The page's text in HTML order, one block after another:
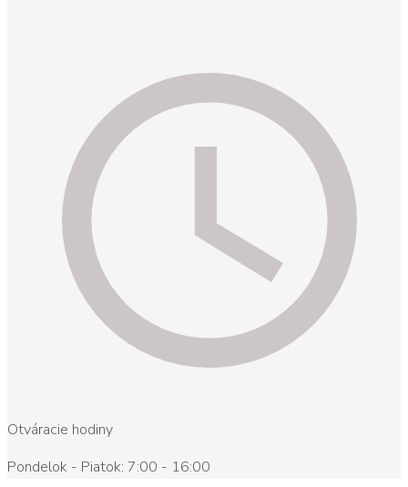
Otváracie hodiny
Pondelok - Piatok: 7:00 - 16:00